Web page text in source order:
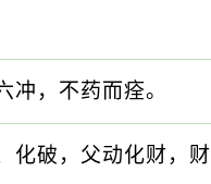
，不药而痊。
化破，父动化财，